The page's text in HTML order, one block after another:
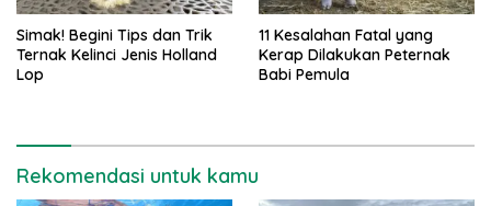
Simak! Begini Tips dan Trik
Ternak Kelinci Jenis Holland
Lop
11 Kesalahan Fatal yang
Kerap Dilakukan Peternak
Babi Pemula
Rekomendasi untuk kamu